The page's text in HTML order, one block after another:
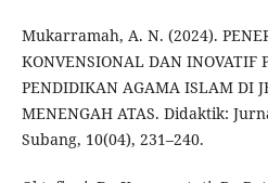
Mukarramah, A. N. (2024).
KONVENSIONAL DAN INOVATIF
PENDIDIKAN AGAMA ISLAM DI
MENENGAH ATAS. Didaktik:
Subang, 10(04), 231–240.